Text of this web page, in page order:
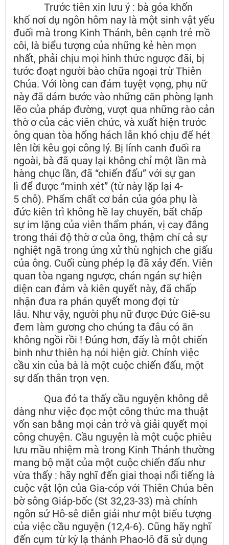
Trước tiên xin lưu ý : bà góa khốn
khổ nơi dụ ngôn hôm nay là một sinh vật yếu
đuối mà trong Kinh Thánh, bên cạnh trẻ mồ
côi, là biểu tượng của những kẻ hèn mọn
nhất, phải chịu mọi hình thức ngược đãi, bị
tước đoạt người bào chữa ngoại trừ Thiên
Chúa. Với lòng can đảm tuyệt vọng, phụ nữ
này đã dám bước vào những căn phòng lạnh
lẽo của pháp đường, vượt qua những rào cản
thờ ơ của các viên chức, và xuất hiện trước
ông quan tòa hống hách lẫn khó chịu để hét
lên lời kêu gọi công lý. Bị lính canh đuổi ra
ngoài, bà đã quay lại không chỉ một lần mà
hàng chục lần, đã “chiến đấu” với sự gan
lì để được “minh xét” (từ này lặp lại 4-
5 chỗ). Phẩm chất cơ bản của góa phụ là
đức kiên trì không hề lay chuyển, bất chấp
sự im lặng của viên thẩm phán, vị cay đắng
trong thái độ thờ ơ của ông, thậm chí cả sự
nghiệt ngã trong ứng xử thù nghịch che giấu
của ông. Cuối cùng phép lạ đã xảy đến. Viên
quan tòa ngang ngược, chán ngán sự hiện
diện can đảm và kiên quyết này, đã chấp
nhận đưa ra phán quyết mong đợi từ
lâu. Như vậy, người phụ nữ được Đức Giê-su
đem làm gương cho chúng ta đâu có ăn
không ngồi rồi ! Đúng hơn, đấy là một chiến
binh như thiên hạ nói hiện giờ. Chính việc
cầu xin của bà là một cuộc chiến đấu, một
sự dấn thân trọn vẹn.
Qua đó ta thấy cầu nguyện không dễ
dàng như việc đọc một công thức ma thuật
vốn san bằng mọi cản trở và giải quyết mọi
công chuyện. Cầu nguyện là một cuộc phiêu
lưu mầu nhiệm mà trong Kinh Thánh thường
mang bộ mặt của một cuộc chiến đấu như
vừa thấy : hãy nghĩ đến giai thoại nổi tiếng là
cuộc vật lộn của Gia-cóp với Thiên Chúa bên
bờ sông Giáp-bốc (St 32,23-33) mà chính
ngôn sứ Hô-sê diễn giải như một biểu tượng
của việc cầu nguyện (12,4-6). Cũng hãy nghĩ
đến cụm từ kỳ lạ thánh Phao-lô đã sử dụng